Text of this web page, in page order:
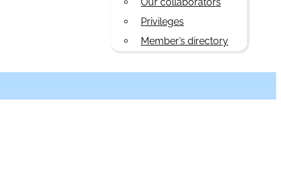
Privileges
Member’s directory